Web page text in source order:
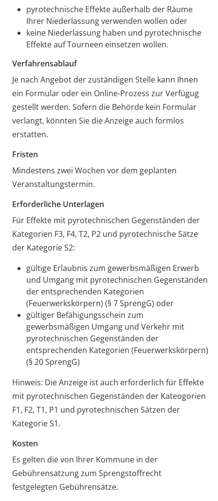
pyrotechnische Effekte außerhalb der Räume
Ihrer Niederlassung verwenden wollen oder
keine Niederlassung haben und pyrotechnische
Effekte auf Tourneen einsetzen wollen.
Verfahrensablauf
Je nach Angebot der zuständigen Stelle kann Ihnen
ein Formular oder ein Online-Prozess zur Verfügug
gestellt werden. Sofern die Behörde kein Formular
verlangt, könnten Sie die Anzeige auch formlos
erstatten.
Fristen
Mindestens zwei Wochen vor dem geplanten
Veranstaltungstermin.
Erforderliche Unterlagen
Für Effekte mit pyrotechnischen Gegenständen der
Kategorien F3, F4, T2, P2 und pyrotechnische Sätze
der Kategorie S2:
gültige Erlaubnis zum gewerbsmäßigen Erwerb
und Umgang mit pyrotechnischen Gegenständen
der entsprechenden Kategorien
(Feuerwerkskörpern) (§ 7 SprengG) oder
gültiger Befähigungsschein zum
gewerbsmäßigen Umgang und Verkehr mit
pyrotechnischen Gegenständen der
entsprechenden Kategorien (Feuerwerkskörpern)
(§ 20 SprengG)
Hinweis: Die Anzeige ist auch erforderlich für Effekte
mit pyrotechnischen Gegenständen der Kateogorien
F1, F2, T1, P1 und pyrotechnischen Sätzen der
Kategorie S1.
Kosten
Es gelten die von Ihrer Kommune in der
Gebührensatzung zum Sprengstoffrecht
festgelegten Gebührensätze.